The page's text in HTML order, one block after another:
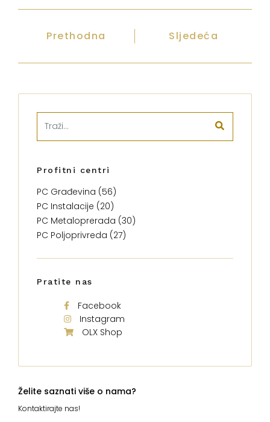
Prethodna Sljedeća
Profitni centri
PC Građevina (56)
PC Instalacije (20)
PC Metaloprerada (30)
PC Poljoprivreda (27)
Pratite nas
Facebook
Instagram
OLX Shop
Želite saznati više o nama?
Kontaktirajte nas!